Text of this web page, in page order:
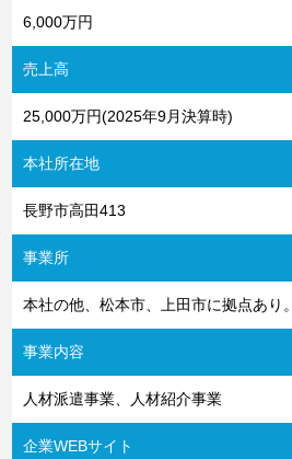
6,000万円
売上高
25,000万円(2025年9月決算時)
本社所在地
長野市高田413
事業所
本社の他、松本市、上田市に拠点あり。
事業内容
人材派遣事業、人材紹介事業
企業WEBサイト